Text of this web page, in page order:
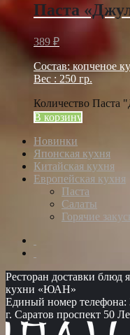
Паста
389 ₽
Состав: копченое
Вес : 250 гр.
Количество Паста
В корзину
Новинки
Японская кухня
Китайская кухня
Европейская кухня
Паста
Салаты
Горячие
Ресторан доставки блюд
кухни «ЮАН»
Единый номер телефона:
г. Саратов проспект 50